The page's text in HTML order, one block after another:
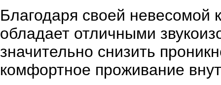
Благодаря своей невесомой
обладает отличными
значительно снизить
комфортное проживание